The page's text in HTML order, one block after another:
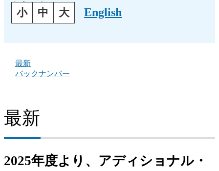
経営方針
IRトピックス
IRサイトマップ
文字の大きさ
小 中 大 English
最新
バックナンバー
最新
2025年度より、アディショナル・